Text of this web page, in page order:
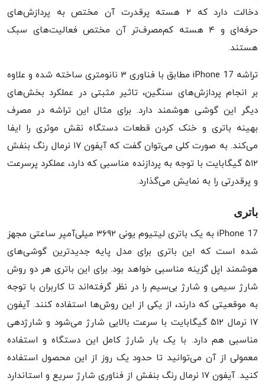
دخالت دارد که ۲ هسته پرقدرت آن مختص به پردازش‌های
حرفه‌ای و ۴ هسته کم‌مصرف‌تر آن مختص فعالیت‌های سبک
هستند.
تراشه iPhone 17 مطابق با فناوری ۳ نانومتری ساخته شده و علاوه
بر انجام پردازش‌های سنگین، تاثیر مثبتی در عملکرد بخش‌های
دیگر این گوشی هوشمند دارد. برای مثال این تراشه در مصرف
بهینه باتری و خنک کردن قطعات دستگاه نقش موثری را ایفا
می‌کند. به صورت کلی می‌توان گفت که آیفون ۱۷ نرمال رنگ بنفش
۵۱۲ گیگابایت با توجه به پردازنده مناسبی که دارد، عملکرد پرسرعت
و پرقدرتی را به نمایش می‌گذارد.
باتری
iPhone 17 به یک باتری لیتیوم یونی ۳۶۹۲ میلی‌آمپر ساعتی مجهز
شده است که این باتری برای مدل پایه‌ جدیدترین گوشی‌های
هوشمند اپل گزینه مناسبی خواهد بود. برای این باتری هر دو روش
شارژ سیمی و شارژ بی‌سیم را در نظر گرفته‌اند تا کاربران با توجه
به موقعیتی که دارند، از یکی از این روش‌ها استفاده کنند. آیفون
۱۷ نرمال ۵۱۲ گیگابایت با سرعت بالایی شارژ می‌شود و شارژدهی
مناسبی هم دارد. با یک بار شارژ کامل این دستگاه و استفاده
معمولی از آن می‌توانید تا حدود یک روز از این محصول استفاده
کنید. آیفون ۱۷ نرمال رنگ بنفش از فناوری شارژ سریع و استاندارد